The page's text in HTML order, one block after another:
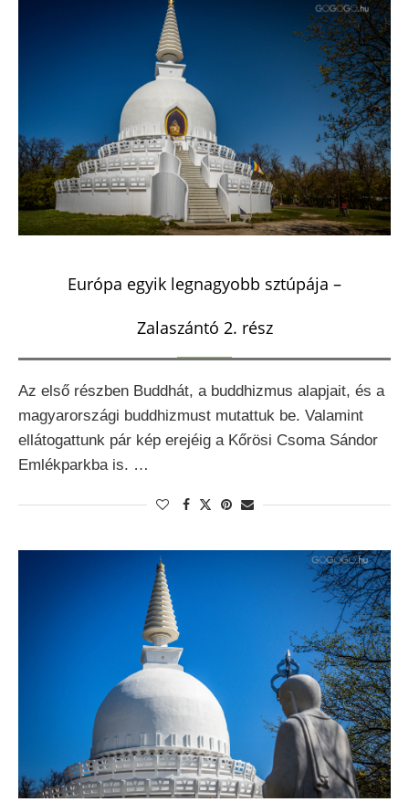
Európa egyik legnagyobb sztúpája –
Zalaszántó 2. rész
Az első részben Buddhát, a buddhizmus alapjait, és a
magyarországi buddhizmust mutattuk be. Valamint
ellátogattunk pár kép erejéig a Kőrösi Csoma Sándor
Emlékparkba is. …